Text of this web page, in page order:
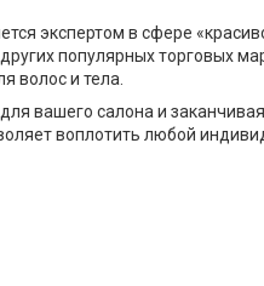
экспертом в сфере
популярных торговых
волос и тела.
вашего салона и
воплотить любой